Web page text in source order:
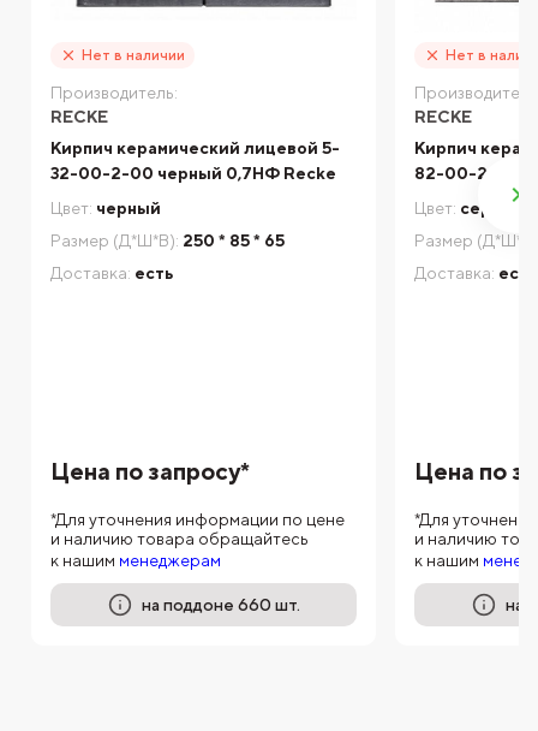
Нет в наличии
Производитель:
RECKE
Кирпич керамический лицевой 5-
32-00-2-00 черный 0,7НФ Recke
Цвет: черный
Размер (Д*Ш*В): 250 * 85 * 65
Доставка: есть
Цена по запросу*
*Для уточнения информации по цене
и наличию товара обращайтесь
к нашим менеджерам
на поддоне 660 шт.
Нет в
RECKE
Кирпич
82-00-2-00
Цвет: серый
Размер
Доставка: есть
Цена по
*Для
и наличию
к нашим
на